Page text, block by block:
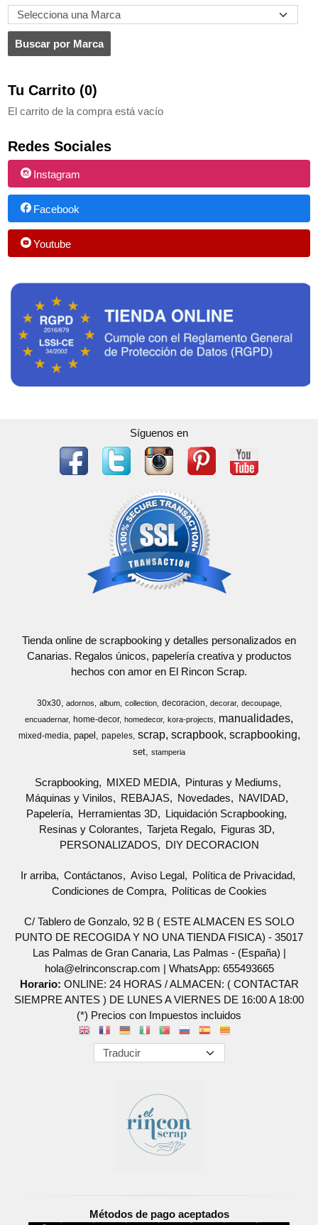
Tu Carrito (0)
El carrito de la compra está vacío
Redes Sociales
Instagram
Facebook
Youtube
Síguenos en
Tienda online de scrapbooking y detalles personalizados en
Canarias. Regalos únicos, papelería creativa y productos
hechos con amor en El Rincon Scrap.
30x30 adornos album collection decoracion decorar
decoupage
encuadernar home-decor homedecor kora-projects manualidades
mixed-media papel papeles scrap scrapbook scrapbooking
set stamperia
Scrapbooking MIXED MEDIA
Pinturas y Mediums
Máquinas y Vinilos
REBAJAS Novedades
NAVIDAD
Papelería
Herramientas 3D
Liquidación Scrapbooking
Resinas y Colorantes
Tarjeta Regalo
Figuras 3D
PERSONALIZADOS
DIY DECORACION
Ir arriba Contáctanos Aviso Legal
Política de Privacidad
Condiciones de Compra
Políticas de Cookies
C/ Tablero de Gonzalo, 92 B ( ESTE ALMACEN ES SOLO
PUNTO DE RECOGIDA Y NO UNA TIENDA FISICA) - 35017
Las Palmas de Gran Canaria, Las Palmas - (España) |
hola@elrinconscrap.com | WhatsApp: 655493665
Horario: ONLINE: 24 HORAS / ALMACEN: ( CONTACTAR
SIEMPRE ANTES ) DE LUNES A VIERNES DE 16:00 A 18:00
(*) Precios con Impuestos incluidos
Métodos de pago aceptados